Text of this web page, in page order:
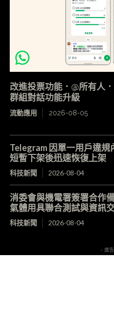
改進投票功能．@所有
群組對話功能升級
流動應用 2026-08-05
Telegram 因單一用戶違
短暫下架後迅速恢復上架
科技新聞 2026-08-04
消委會與機電署簽署合作
氣體用具聯合測試與資訊
科技新聞 2026-08-04
- 廣